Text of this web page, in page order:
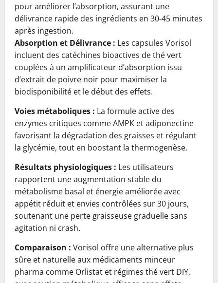
pour améliorer l’absorption, assurant une
délivrance rapide des ingrédients en 30-45 minutes
après ingestion.
Absorption et Délivrance : Les capsules Vorisol
incluent des catéchines bioactives de thé vert
couplées à un amplificateur d’absorption issu
d’extrait de poivre noir pour maximiser la
biodisponibilité et le début des effets.
Voies métaboliques : La formule active des
enzymes critiques comme AMPK et adiponectine
favorisant la dégradation des graisses et régulant
la glycémie, tout en boostant la thermogenèse.
Résultats physiologiques : Les utilisateurs
rapportent une augmentation stable du
métabolisme basal et énergie améliorée avec
appétit réduit et envies contrôlées sur 30 jours,
soutenant une perte graisseuse graduelle sans
agitation ni crash.
Comparaison : Vorisol offre une alternative plus
sûre et naturelle aux médicaments minceur
pharma comme Orlistat et régimes thé vert DIY,